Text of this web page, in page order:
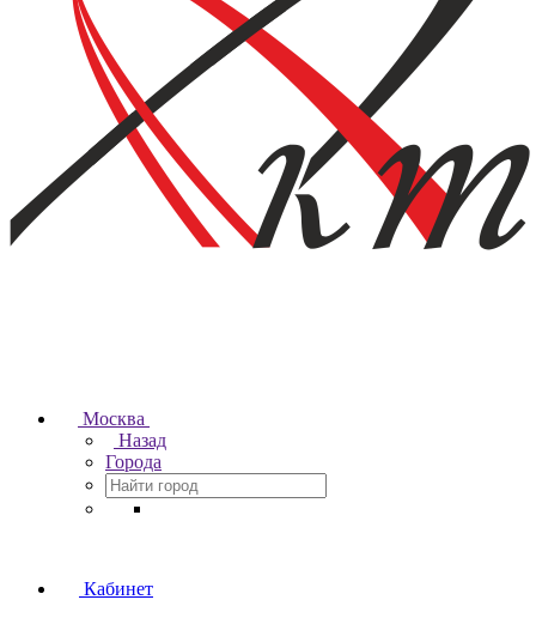
Москва
Назад
Города
Кабинет